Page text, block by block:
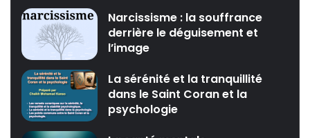
Narcissisme : la souffrance
derrière le déguisement et
l’image
La sérénité et la tranquillité
dans le Saint Coran et la
psychologie